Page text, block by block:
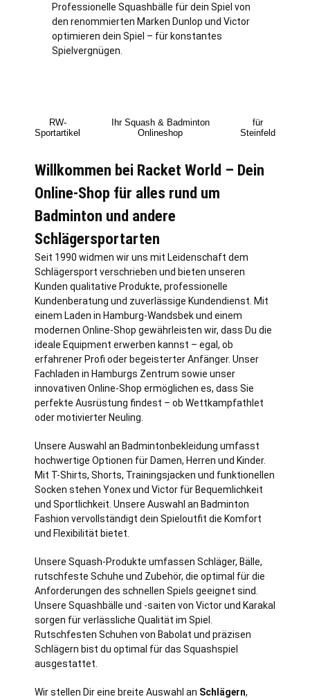
Professionelle Squashbälle für dein Spiel von
den renommierten Marken Dunlop und Victor
optimieren dein Spiel – für konstantes
Spielvergnügen.
RW-
Sportartikel
Ihr Squash & Badminton
Onlineshop
für
Steinfeld
Willkommen bei Racket World – Dein
Online-Shop für alles rund um
Badminton und andere
Schlägersportarten
Seit 1990 widmen wir uns mit Leidenschaft dem
Schlägersport verschrieben und bieten unseren
Kunden qualitative Produkte, professionelle
Kundenberatung und zuverlässige Kundendienst. Mit
einem Laden in Hamburg-Wandsbek und einem
modernen Online-Shop gewährleisten wir, dass Du die
ideale Equipment erwerben kannst – egal, ob
erfahrener Profi oder begeisterter Anfänger. Unser
Fachladen in Hamburgs Zentrum sowie unser
innovativen Online-Shop ermöglichen es, dass Sie
perfekte Ausrüstung findest – ob Wettkampfathlet
oder motivierter Neuling.
Unsere Auswahl an Badmintonbekleidung umfasst
hochwertige Optionen für Damen, Herren und Kinder.
Mit T-Shirts, Shorts, Trainingsjacken und funktionellen
Socken stehen Yonex und Victor für Bequemlichkeit
und Sportlichkeit. Unsere Auswahl an Badminton
Fashion vervollständigt dein Spieloutfit die Komfort
und Flexibilität bietet.
Unsere Squash-Produkte umfassen Schläger, Bälle,
rutschfeste Schuhe und Zubehör, die optimal für die
Anforderungen des schnellen Spiels geeignet sind.
Unsere Squashbälle und -saiten von Victor und Karakal
sorgen für verlässliche Qualität im Spiel.
Rutschfesten Schuhen von Babolat und präzisen
Schlägern bist du optimal für das Squashspiel
ausgestattet.
Wir stellen Dir eine breite Auswahl an Schlägern,